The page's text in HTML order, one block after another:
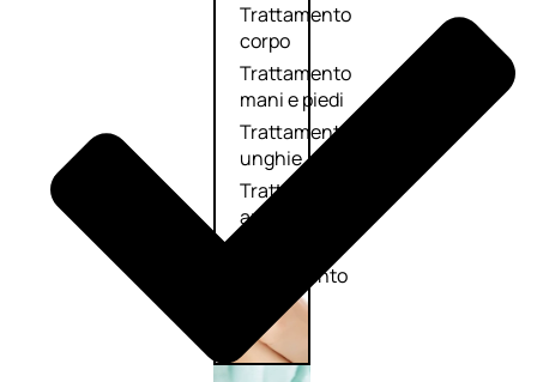
Trattamento
corpo
Trattamento
mani e piedi
Trattamento
unghie
Trattamento
anticellulite
trattamento
corpo